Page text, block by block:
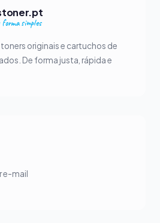
simples
originais e cartuchos de
De forma justa, rápida e
e-mail